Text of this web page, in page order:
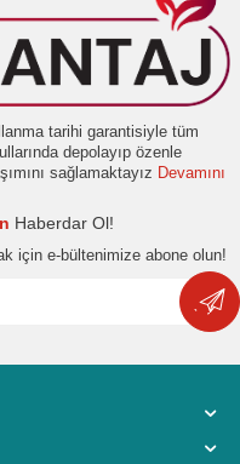
tarihi garantisiyle tüm
depolayıp özenle
sağlamaktayız Devamını
Haberdar Ol!
için e-bültenimize abone olun!